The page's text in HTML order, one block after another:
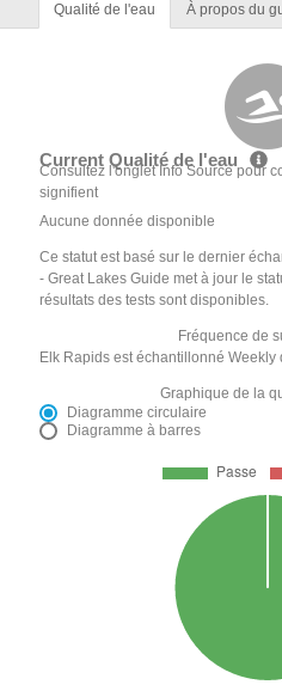
Qualité de l'eau À propos du
Current Qualité de l'eau
Consultez l'onglet Info Source pour
signifient
Aucune donnée disponible
Ce statut est basé sur le dernier
- Great Lakes Guide met à jour le
résultats des tests sont disponibles.
Fréquence de
Elk Rapids est échantillonné Weekly
Graphique de la
Diagramme circulaire
Diagramme à barres